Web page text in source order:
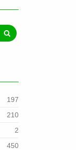
197
210
2
450